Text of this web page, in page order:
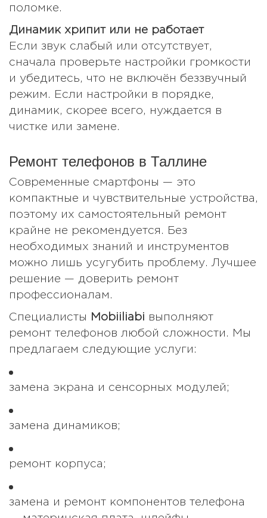
поломке.
Динамик хрипит или не работает
Если звук слабый или отсутствует,
сначала проверьте настройки громкости
и убедитесь, что не включён беззвучный
режим. Если настройки в порядке,
динамик, скорее всего, нуждается в
чистке или замене.
Ремонт телефонов в Таллине
Современные смартфоны — это
компактные и чувствительные устройства,
поэтому их самостоятельный ремонт
крайне не рекомендуется. Без
необходимых знаний и инструментов
можно лишь усугубить проблему. Лучшее
решение — доверить ремонт
профессионалам.
Специалисты Mobiiliabi выполняют
ремонт телефонов любой сложности. Мы
предлагаем следующие услуги:
замена экрана и сенсорных модулей;
замена динамиков;
ремонт корпуса;
замена и ремонт компонентов телефона